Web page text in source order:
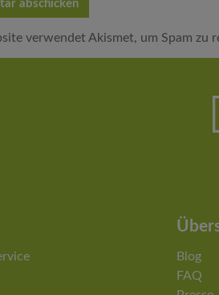
verwendet Akismet, um Spam zu
Blog
FAQ